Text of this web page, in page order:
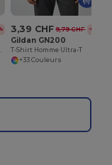
3,39 CHF 9,79 CHF -65%
Gildan GN200
T-Shirt Homme Ultra-T
+33 Couleurs